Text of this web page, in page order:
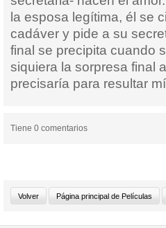
la esposa legítima, él se
cadáver y pide a su
final se precipita cuando
siquiera la sorpresa final
precisaría para resultar
Tiene 0 comentarios